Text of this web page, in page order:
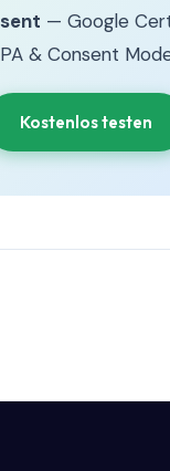
— Google
& Consent
Kostenlos testen